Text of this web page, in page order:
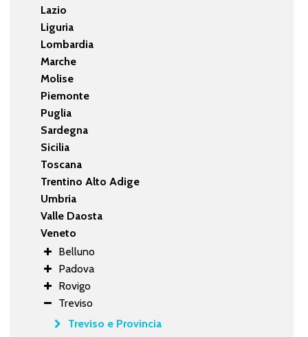
Lazio
Liguria
Lombardia
Marche
Molise
Piemonte
Puglia
Sardegna
Sicilia
Toscana
Trentino Alto Adige
Umbria
Valle Daosta
Veneto
Belluno
Padova
Rovigo
Treviso
Treviso e Provincia